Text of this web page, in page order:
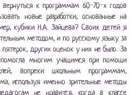
вернуться к программам 60-70-х годов
новые разработки, основанные на
кубики Н.А. Зайцева? Своих детей я
методом, и по русскому языку за
других оценок у них не было. За
помогла многим учащимся при помощи
вопреки школьным программам,
используя именно зрительные методы
не нравится, когда в классе